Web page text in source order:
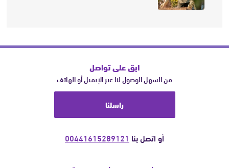
ابق على تواصل
من السهل الوصول لنا عبر الإيميل أو الهاتف
راسلنا
أو اتصل بنا 00441615289121